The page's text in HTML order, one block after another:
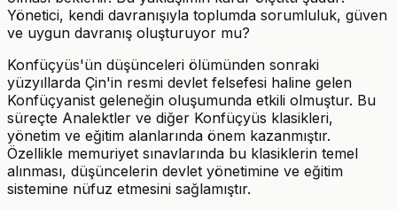
Yönetici, kendi davranışıyla toplumda sorumluluk, güven
ve uygun davranış oluşturuyor mu?
Konfüçyüs'ün düşünceleri ölümünden sonraki
yüzyıllarda Çin'in resmi devlet felsefesi haline gelen
Konfüçyanist geleneğin oluşumunda etkili olmuştur. Bu
süreçte Analektler ve diğer Konfüçyüs klasikleri,
yönetim ve eğitim alanlarında önem kazanmıştır.
Özellikle memuriyet sınavlarında bu klasiklerin temel
alınması, düşüncelerin devlet yönetimine ve eğitim
sistemine nüfuz etmesini sağlamıştır.